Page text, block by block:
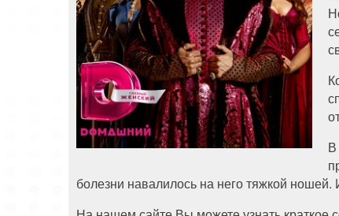
В
болезни навалилось на него тяжкой ношей.